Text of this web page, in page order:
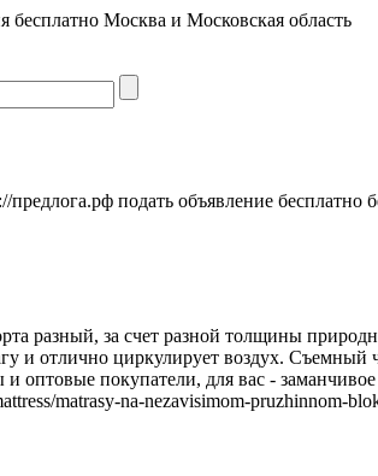
бесплатно Москва и Московская область
подать объявление бесплатно
разный, за счет разной толщины
и отлично циркулирует воздух.
покупатели, для вас -
matrasy-na-nezavisimom-pruzhinnom-